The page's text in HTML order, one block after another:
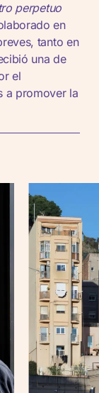
perpetuo
en
tanto en
una de
el
a promover la